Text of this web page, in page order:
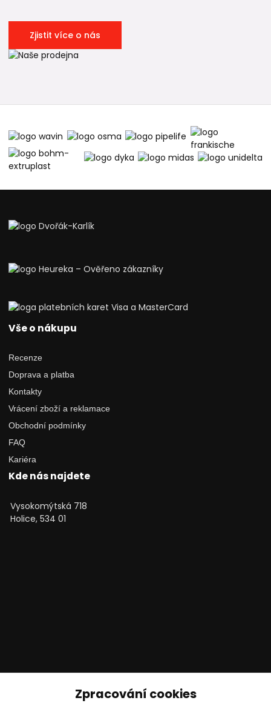
Zjistit více o nás
Vše o nákupu
Recenze
Doprava a platba
Kontakty
Vrácení zboží a reklamace
Obchodní podmínky
FAQ
Kariéra
Kde nás najdete
Vysokomýtská 718
Holice, 534 01
Zpracování cookies